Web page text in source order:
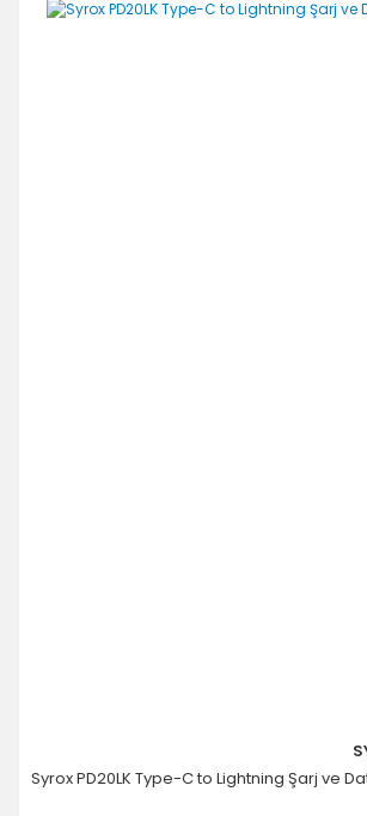
Syrox PD20LK Type-C to Lightning Şarj ve